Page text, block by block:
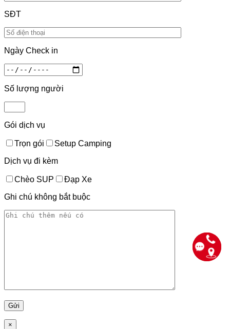
SĐT
Ngày Check in
Số lượng người
Gói dịch vụ
Trọn gói
Setup Camping
Dịch vụ đi kèm
Chèo SUP
Đạp Xe
Ghi chú không bắt buộc
×